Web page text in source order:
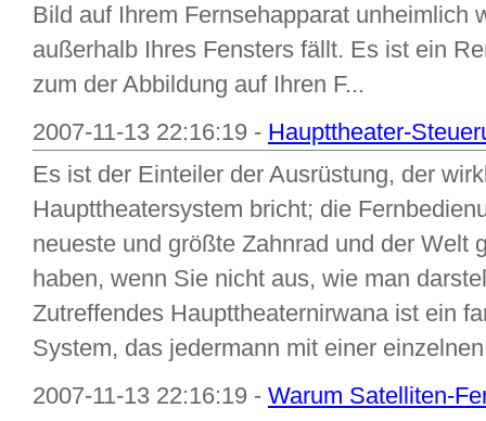
Bild auf Ihrem Fernsehapparat unheimlich
außerhalb Ihres Fensters fällt. Es ist ein
zum der Abbildung auf Ihren F...
2007-11-13 22:16:19 - Haupttheater-
Es ist der Einteiler der Ausrüstung, der
Haupttheatersystem bricht; die
neueste und größte Zahnrad und der Welt
haben, wenn Sie nicht aus, wie man
Zutreffendes Haupttheaternirwana ist ein
System, das jedermann mit einer
2007-11-13 22:16:19 - Warum Satelliten-